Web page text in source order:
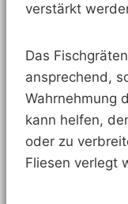
verstärkt
Das
ansprechend,
Wahrnehmung
kann helfen,
oder zu
Fliesen verlegt